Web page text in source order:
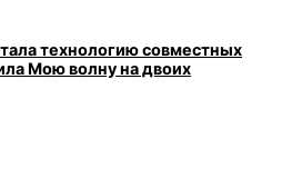
технологию совместных
Мою волну на двоих